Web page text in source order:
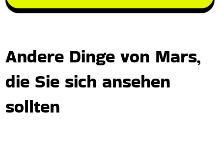
Andere Dinge von Mars,
die Sie sich ansehen
sollten